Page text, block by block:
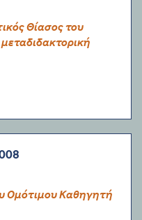
Θίασος του
Ομότιμου Καθηγητή